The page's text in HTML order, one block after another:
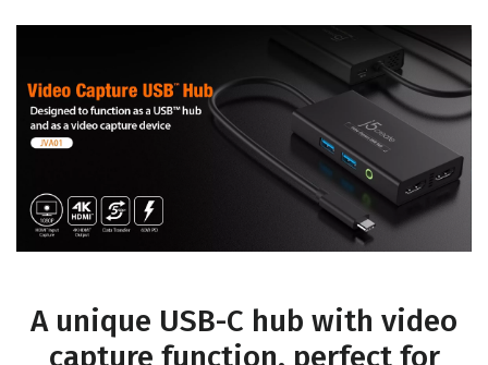
A unique USB-C hub with video
capture function, perfect for